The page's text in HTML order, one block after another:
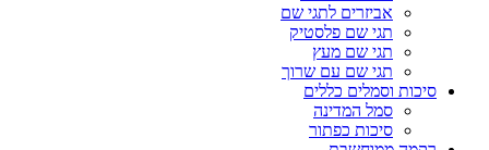
אביזרים לתגי שם
תגי שם פלסטיק
תגי שם מעץ
תגי שם עם שרוך
סיכות וסמלים כללים
סמל המדינה
סיכות כפתור